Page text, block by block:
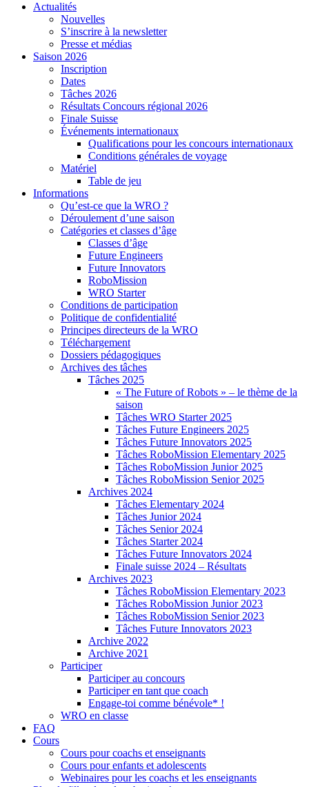
Actualités
Nouvelles
S’inscrire à la newsletter
Presse et médias
Saison 2026
Inscription
Dates
Tâches 2026
Résultats Concours régional 2026
Finale Suisse
Événements internationaux
Qualifications pour les concours internationaux
Conditions générales de voyage
Matériel
Table de jeu
Informations
Qu’est-ce que la WRO ?
Déroulement d’une saison
Catégories et classes d’âge
Classes d’âge
Future Engineers
Future Innovators
RoboMission
WRO Starter
Conditions de participation
Politique de confidentialité
Principes directeurs de la WRO
Téléchargement
Dossiers pédagogiques
Archives des tâches
Tâches 2025
« The Future of Robots » – le thème de la
saison
Tâches WRO Starter 2025
Tâches Future Engineers 2025
Tâches Future Innovators 2025
Tâches RoboMission Elementary 2025
Tâches RoboMission Junior 2025
Tâches RoboMission Senior 2025
Archives 2024
Tâches Elementary 2024
Tâches Junior 2024
Tâches Senior 2024
Tâches Starter 2024
Tâches Future Innovators 2024
Finale suisse 2024 – Résultats
Archives 2023
Tâches RoboMission Elementary 2023
Tâches RoboMission Junior 2023
Tâches RoboMission Senior 2023
Tâches Future Innovators 2023
Archive 2022
Archive 2021
Participer
Participer au concours
Participer en tant que coach
Engage-toi comme bénévole* !
WRO en classe
FAQ
Cours
Cours pour coachs et enseignants
Cours pour enfants et adolescents
Webinaires pour les coachs et les enseignants